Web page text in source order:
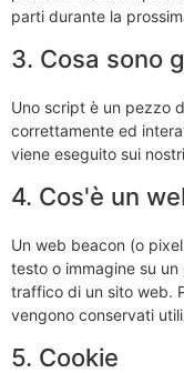
parti durante la
3. Cosa sono
Uno script è un pezzo
correttamente ed
viene eseguito sui
4. Cos'è un
Un web beacon (o
testo o immagine su
traffico di un sito web.
vengono conservati
5. Cookie